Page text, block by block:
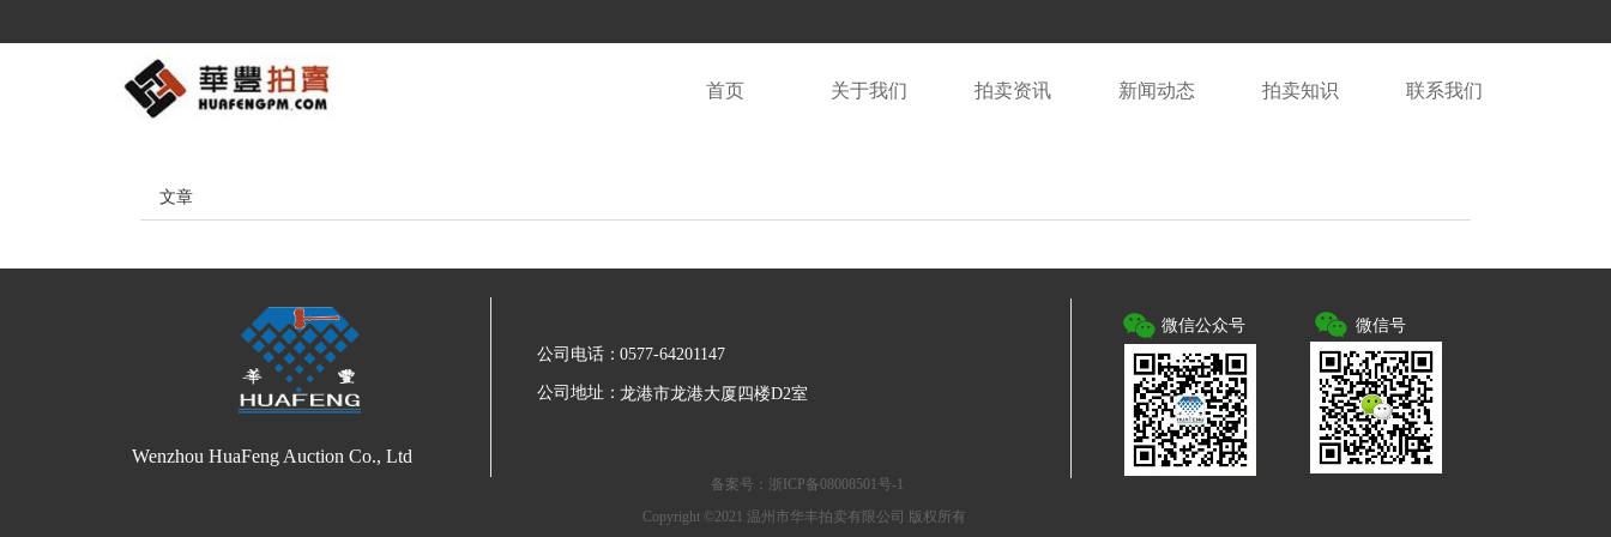
首页 关于我们 拍卖资讯 新闻动态 拍卖知识 联系我们
文章
公司电话：
公司地址：
微信公众号
0577-64201147
龙港市龙港大厦四楼D2室
微信号
Copyright ©2021 温州市华丰拍卖有限公司 版权所有
Wenzhou HuaFeng Auction Co., Ltd
备案号：浙ICP备08008501号-1